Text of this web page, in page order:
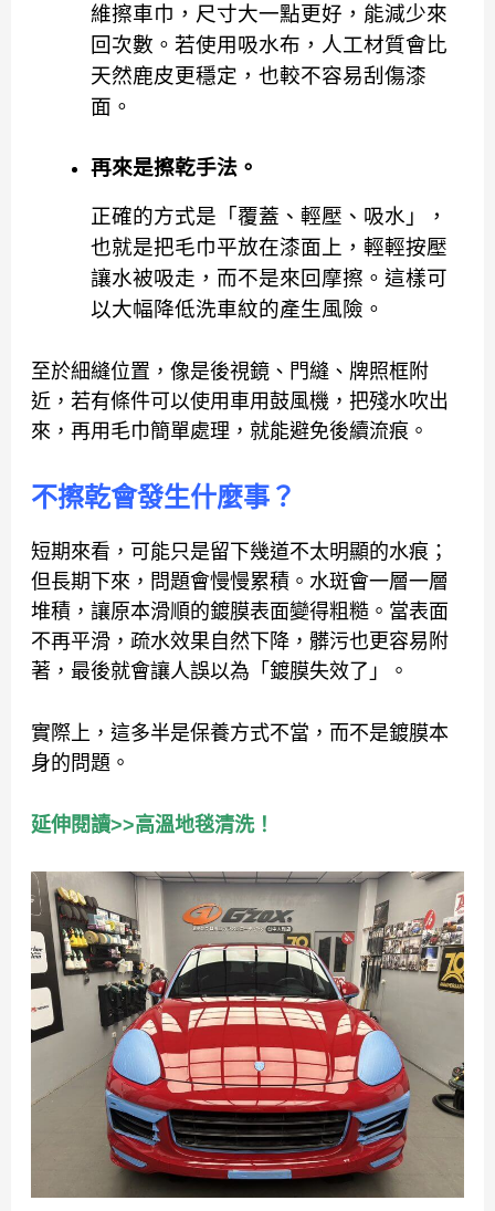
維擦車巾，尺寸大一點更好，能減少來
回次數。若使用吸水布，人工材質會比
天然鹿皮更穩定，也較不容易刮傷漆
面。
再來是擦乾手法。
正確的方式是「覆蓋、輕壓、吸水」，
也就是把毛巾平放在漆面上，輕輕按壓
讓水被吸走，而不是來回摩擦。這樣可
以大幅降低洗車紋的產生風險。
至於細縫位置，像是後視鏡、門縫、牌照框附
近，若有條件可以使用車用鼓風機，把殘水吹出
來，再用毛巾簡單處理，就能避免後續流痕。
不擦乾會發生什麼事？
短期來看，可能只是留下幾道不太明顯的水痕；
但長期下來，問題會慢慢累積。水斑會一層一層
堆積，讓原本滑順的鍍膜表面變得粗糙。當表面
不再平滑，疏水效果自然下降，髒污也更容易附
著，最後就會讓人誤以為「鍍膜失效了」。
實際上，這多半是保養方式不當，而不是鍍膜本
身的問題。
延伸閱讀>>高溫地毯清洗！